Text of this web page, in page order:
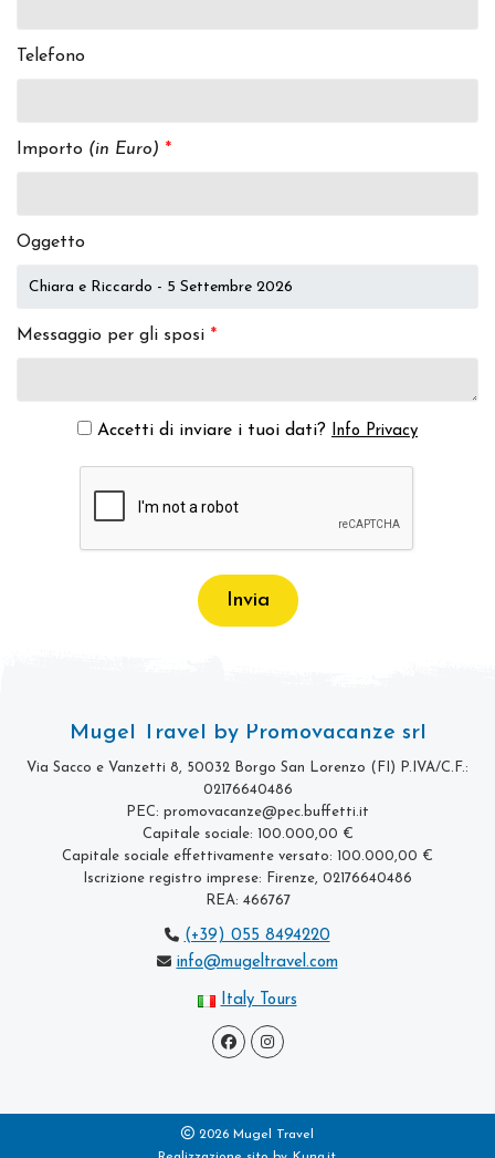
Telefono
Importo (in Euro) *
Oggetto
Messaggio per gli sposi *
Accetti di inviare i tuoi dati? Info Privacy
Invia
Mugel Travel by Promovacanze srl
Via Sacco e Vanzetti 8, 50032 Borgo San Lorenzo (FI)
P.IVA/C.F.:
02176640486
PEC: promovacanze@pec.buffetti.it
Capitale sociale: 100.000,00 €
Capitale sociale effettivamente versato: 100.000,00 €
Iscrizione registro imprese: Firenze, 02176640486
REA: 466767
(+39) 055 8494220
info@mugeltravel.com
Italy Tours
2026 Mugel Travel